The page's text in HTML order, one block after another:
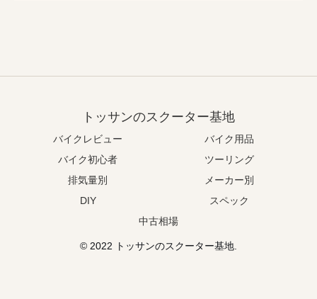
トッサンのスクーター基地
バイクレビュー
バイク用品
バイク初心者
ツーリング
排気量別
メーカー別
DIY
スペック
中古相場
© 2022 トッサンのスクーター基地.